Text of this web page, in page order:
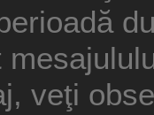
veţi